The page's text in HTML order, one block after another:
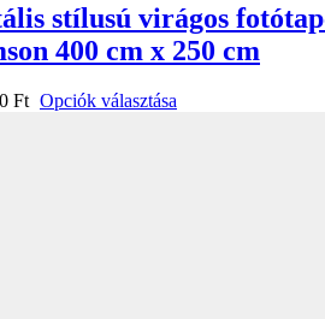
stílusú virágos
400 cm x 250 cm
Ft Opciók választása